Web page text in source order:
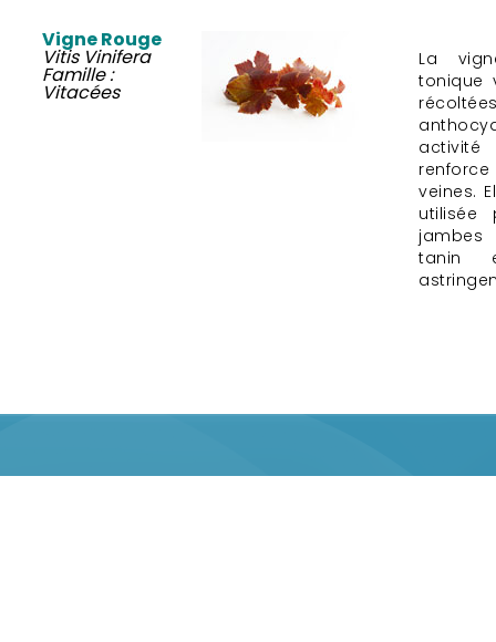
Vigne Rouge
Vitis Vinifera
Famille :
Vitacées
La
tonique
activité
veines.
utilisée
tanin